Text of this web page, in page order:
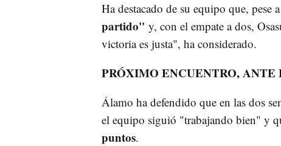
Ha destacado de su equipo que, pese
partido" y, con el empate a dos,
victoria es justa", ha considerado.
PRÓXIMO ENCUENTRO, ANTE
Álamo ha defendido que en las dos
el equipo siguió "trabajando bien" y
puntos.